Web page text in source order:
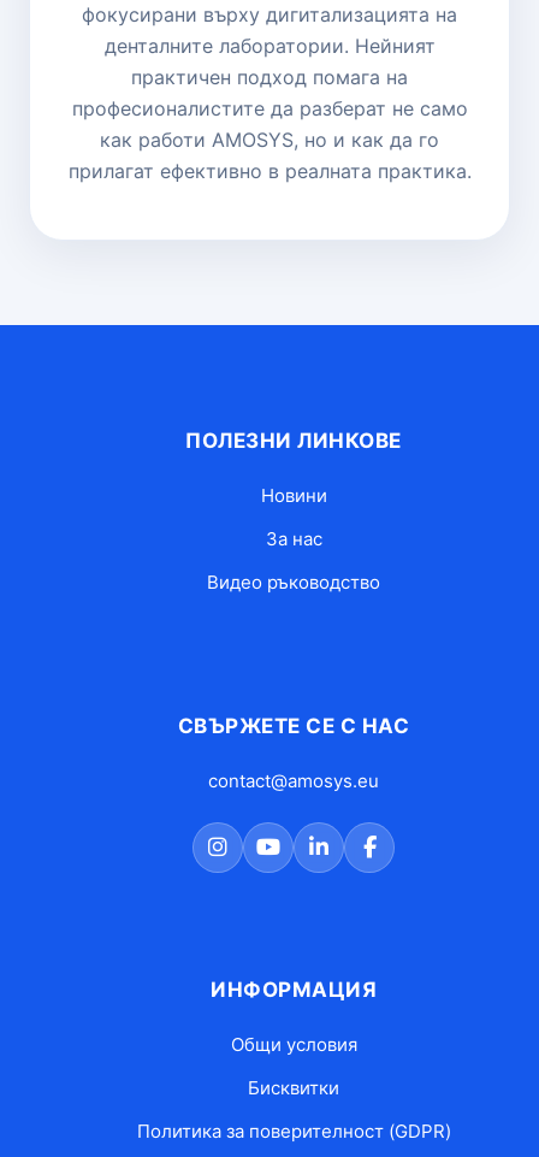
фокусирани върху дигитализацията на
денталните лаборатории. Нейният
практичен подход помага на
професионалистите да разберат не само
как работи AMOSYS, но и как да го
прилагат ефективно в реалната практика.
ПОЛЕЗНИ ЛИНКОВЕ
Новини
За нас
Видео ръководство
СВЪРЖЕТЕ СЕ С НАС
contact@amosys.eu
ИНФОРМАЦИЯ
Общи условия
Бисквитки
Политика за поверителност (GDPR)